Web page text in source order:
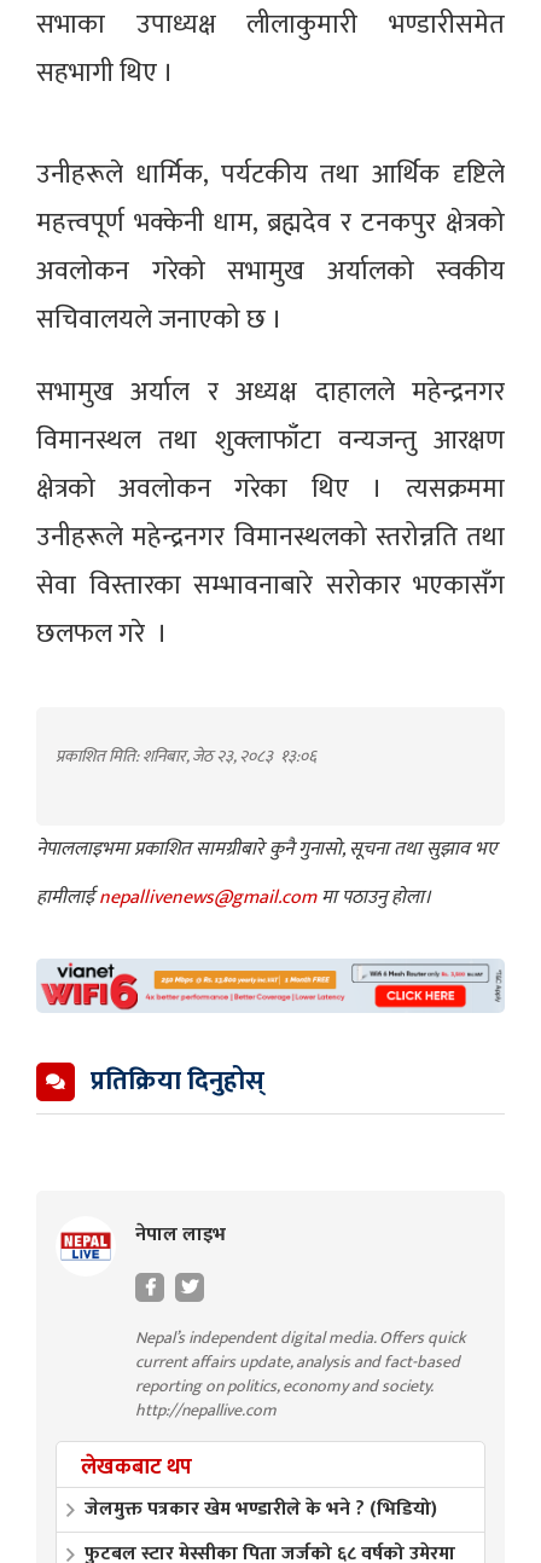
सभाका उपाध्यक्ष लीलाकुमारी भण्डारीसमेत
सहभागी थिए ।
उनीहरूले धार्मिक, पर्यटकीय तथा आर्थिक दृष्टिले
महत्त्वपूर्ण भक्केनी धाम, ब्रह्मदेव र टनकपुर क्षेत्रको
अवलोकन गरेको सभामुख अर्यालको स्वकीय
सचिवालयले जनाएको छ ।
सभामुख अर्याल र अध्यक्ष दाहालले महेन्द्रनगर
विमानस्थल तथा शुक्लाफाँटा वन्यजन्तु आरक्षण
क्षेत्रको अवलोकन गरेका थिए । त्यसक्रममा
उनीहरूले महेन्द्रनगर विमानस्थलको स्तरोन्नति तथा
सेवा विस्तारका सम्भावनाबारे सरोकार भएकासँग
छलफल गरे ।
प्रकाशित मिति: शनिबार, जेठ २३, २०८३ १३:०६
नेपाललाइभमा प्रकाशित सामग्रीबारे कुनै गुनासो, सूचना तथा सुझाव भए
हामीलाईnepallivenews@gmail.comमा पठाउनु होला।
प्रतिक्रिया दिनुहोस्
नेपाल लाइभ
Nepal’s independent digital media. Offers quick
current affairs update, analysis and fact-based
reporting on politics, economy and society.
http://nepallive.com
लेखकबाट थप
जेलमुक्त पत्रकार खेम भण्डारीले के भने ? (भिडियो)
फुटबल स्टार मेस्सीका पिता जर्जको ६८ वर्षको उमेरमा